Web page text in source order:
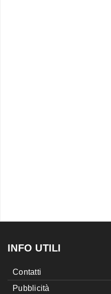
INFO UTILI
Contatti
Pubblicità